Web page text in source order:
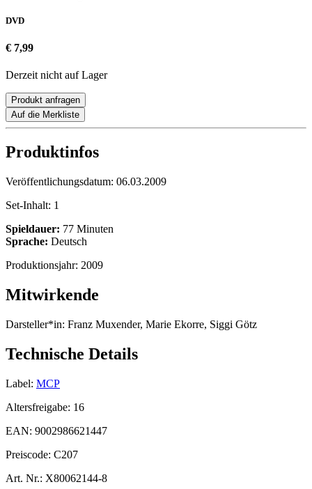
DVD
€ 7,99
Derzeit nicht auf Lager
Produkt anfragen
Auf die Merkliste
Produktinfos
Veröffentlichungsdatum: 06.03.2009
Set-Inhalt: 1
Spieldauer: 77 Minuten
Sprache: Deutsch
Produktionsjahr: 2009
Mitwirkende
Darsteller*in: Franz Muxender, Marie Ekorre, Siggi Götz
Technische Details
Label: MCP
Altersfreigabe: 16
EAN: 9002986621447
Preiscode: C207
Art. Nr.: X80062144-8